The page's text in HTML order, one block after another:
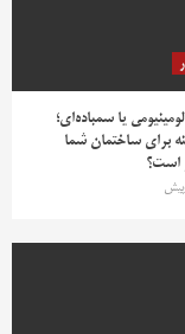
یا سمباده‌ای؛
برای ساختمان شما
است؟